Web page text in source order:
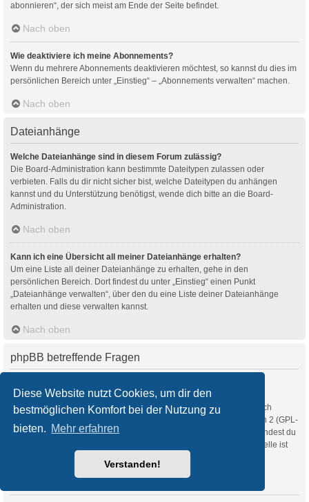
Diese Website nutzt Cookies, um dir den
bestmöglichen Komfort bei der Nutzung zu
bieten. Mehr erfahren
Verstanden!
abonnieren“, der sich meist am Ende der Seite befindet.
Nach oben
Wie deaktiviere ich meine Abonnements?
Wenn du mehrere Abonnements deaktivieren möchtest, so kannst du dies im
persönlichen Bereich unter „Einstieg“ – „Abonnements verwalten“ machen.
Nach oben
Dateianhänge
Welche Dateianhänge sind in diesem Forum zulässig?
Die Board-Administration kann bestimmte Dateitypen zulassen oder
verbieten. Falls du dir nicht sicher bist, welche Dateitypen du anhängen
kannst und du Unterstützung benötigst, wende dich bitte an die Board-
Administration.
Nach oben
Kann ich eine Übersicht all meiner Dateianhänge erhalten?
Um eine Liste all deiner Dateianhänge zu erhalten, gehe in den
persönlichen Bereich. Dort findest du unter „Einstieg“ einen Punkt
„Dateianhänge verwalten“, über den du eine Liste deiner Dateianhänge
erhalten und diese verwalten kannst.
Nach oben
phpBB betreffende Fragen
Diese Software (in ihrer unmodifizierten Fassung) wurde von
phpBB Limited
entwickelt und veröffentlicht. Sie ist urheberrechtlich
geschützt. Sie wurde unter der GNU General Public License, Version 2 (GPL-
2.0) veröffentlicht und kann frei vertrieben werden. Weitere Details findest du
. Eine deutschsprachige Anlaufstelle ist